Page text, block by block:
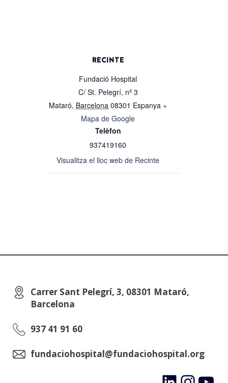
RECINTE
Fundació Hospital
C/ St. Pelegrí, nº 3
Mataró, Barcelona 08301 Espanya +
Mapa de Google
Telèfon
937419160
Visualitza el lloc web de Recinte
Carrer Sant Pelegrí, 3, 08301 Mataró,
Barcelona
937 41 91 60
fundaciohospital@fundaciohospital.org